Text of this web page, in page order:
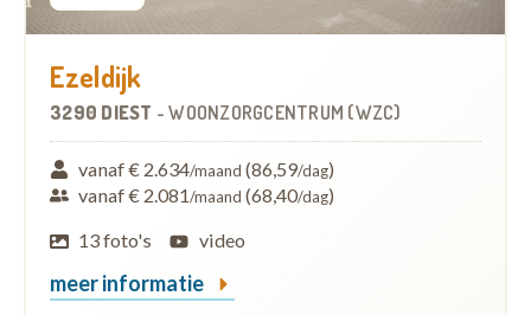
Ezeldijk
3290 DIEST -WOONZORGCENTRUM (WZC)
vanaf € 2.634/maand (86,59/dag)
vanaf € 2.081/maand (68,40/dag)
13 foto's
video
meer informatie